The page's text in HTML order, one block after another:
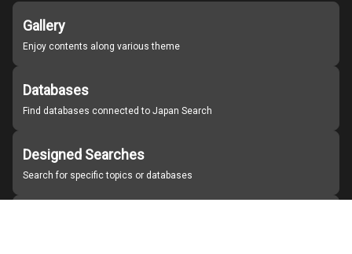
Gallery
Enjoy contents along various theme
Databases
Find databases connected to Japan Search
Designed Searches
Search for specific topics or databases